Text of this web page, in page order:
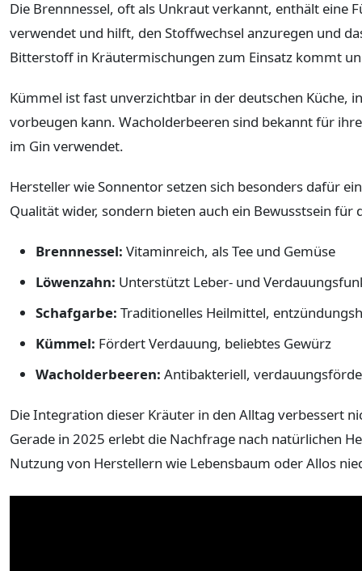
Die Brennnessel, oft als Unkraut verkannt, enthält eine
verwendet und hilft, den Stoffwechsel anzuregen und
Bitterstoff in Kräutermischungen zum Einsatz kommt
Kümmel ist fast unverzichtbar in der deutschen Küche,
vorbeugen kann. Wacholderbeeren sind bekannt für
im Gin verwendet.
Hersteller wie Sonnentor setzen sich besonders dafür
Qualität wider, sondern bieten auch ein Bewusstsein für
Brennnessel: Vitaminreich, als Tee und Gemüse
Löwenzahn: Unterstützt Leber- und
Schafgarbe: Traditionelles Heilmittel,
Kümmel: Fördert Verdauung, beliebtes Gewürz
Wacholderbeeren: Antibakteriell,
Die Integration dieser Kräuter in den Alltag verbessert
Gerade in 2025 erlebt die Nachfrage nach natürlichen
Nutzung von Herstellern wie Lebensbaum oder Allos